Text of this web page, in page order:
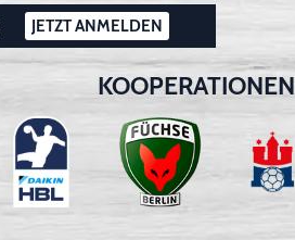
JETZT ANMELDEN
KOOPERATIONEN